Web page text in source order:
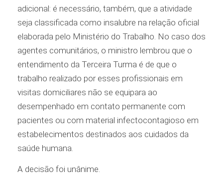
adicional: é necessário, também, que a atividade
seja classificada como insalubre na relação oficial
elaborada pelo Ministério do Trabalho. No caso dos
agentes comunitários, o ministro lembrou que o
entendimento da Terceira Turma é de que o
trabalho realizado por esses profissionais em
visitas domiciliares não se equipara ao
desempenhado em contato permanente com
pacientes ou com material infectocontagioso em
estabelecimentos destinados aos cuidados da
saúde humana.
A decisão foi unânime.